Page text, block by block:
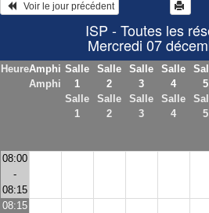
   Voir le jour précédent
ISP - Toutes les
Mercredi 07
HeureAmphi
Amphi
Salle
1
Salle
1
Salle
2
Salle
2
Salle
3
Salle
3
Salle
4
Salle
4
5
5
08:00
-
08:15
08:15